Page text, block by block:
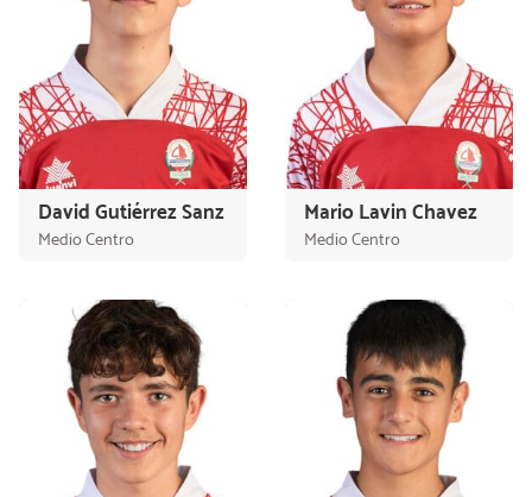
David Gutiérrez Sanz
Medio Centro
Mario Lavin Chavez
Medio Centro